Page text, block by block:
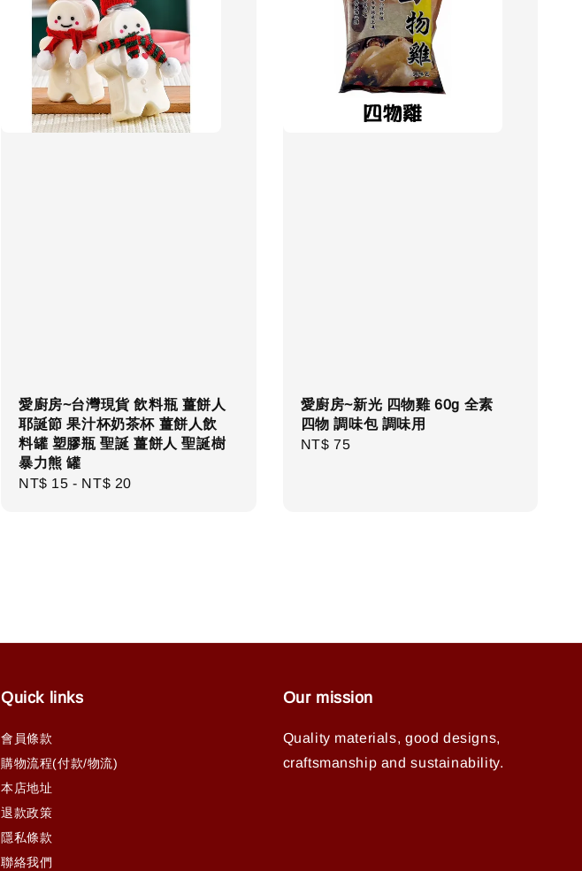
愛廚房~台灣現貨 飲料瓶 薑餅人
耶誕節 果汁杯奶茶杯 薑餅人飲
料罐 塑膠瓶 聖誕 薑餅人 聖誕樹
暴力熊 罐
Regular
NT$ 15 - NT$ 20
愛廚房~新光 四物雞 60g 全素
四物 調味包 調味用
Regular
NT$ 75
Quick links
會員條款
購物流程(付款/物流)
本店地址
退款政策
隱私條款
聯絡我們
Our mission
Quality materials, good designs,
craftsmanship and sustainability.